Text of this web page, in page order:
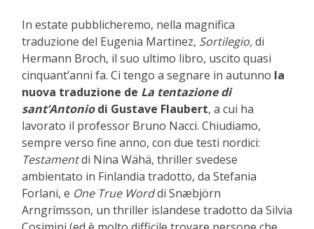
In estate pubblicheremo, nella magnifica
traduzione del Eugenia Martinez, Sortilegio,di
Hermann Broch, il suo ultimo libro, uscito quasi
cinquant’anni fa. Ci tengo a segnare in autunno la
nuova traduzione de La tentazione di
sant’Antoniodi Gustave Flaubert, a cui ha
lavorato il professor Bruno Nacci. Chiudiamo,
sempre verso fine anno, con due testi nordici:
Testamentdi Nina Wähä, thriller svedese
ambientato in Finlandia tradotto, da Stefania
Forlani, e One True Worddi Snæbjörn
Arngrímsson, un thriller islandese tradotto da Silvia